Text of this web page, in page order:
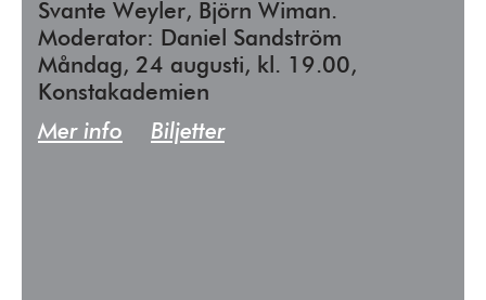
Svante Weyler, Björn Wiman.
Moderator: Daniel Sandström
Måndag, 24 augusti, kl. 19.00,
Konstakademien
Mer info
Biljetter